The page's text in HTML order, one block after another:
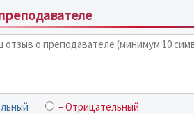
– Отрицательный